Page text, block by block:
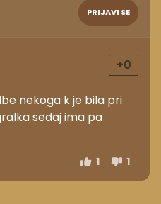
PRIJAVI SE
+0
nekoga k je bila pri
sedaj ima pa
1 1